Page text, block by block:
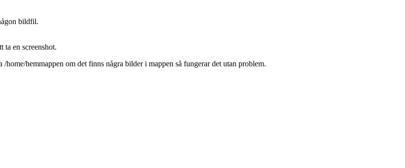
bildfil.
ta en screenshot.
hemmappen om det finns några bilder i mappen så fungerar det utan problem.